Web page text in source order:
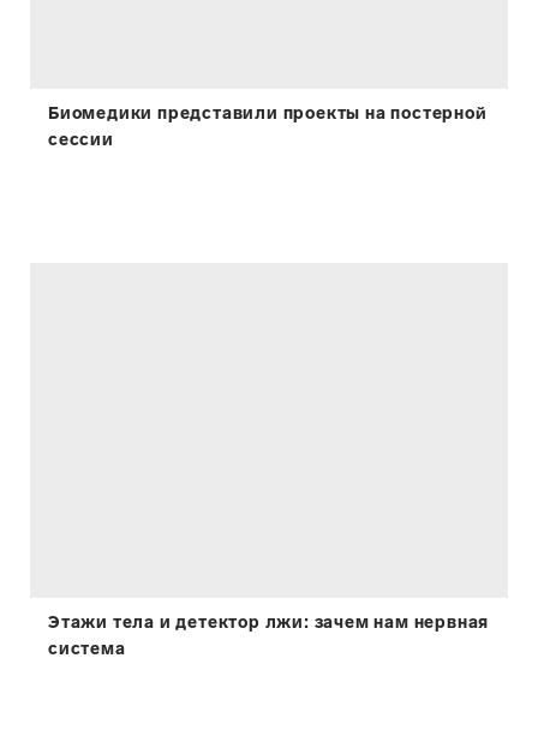
Биомедики представили проекты на постерной
сессии
Этажи тела и детектор лжи: зачем нам нервная
система